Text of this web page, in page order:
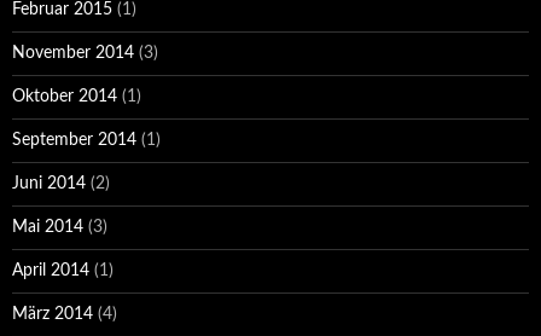
Februar 2015 (1)
November 2014 (3)
Oktober 2014 (1)
September 2014 (1)
Juni 2014 (2)
Mai 2014 (3)
April 2014 (1)
März 2014 (4)